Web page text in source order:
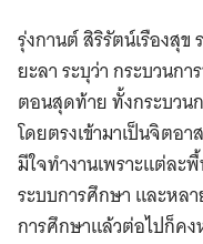
รุ่งกานต์ สิริรัตน์เรืองสุ
ยะลา ระบุว่า กระบวนก
ตอนสุดท้าย ทั้งกระบว
โดยตรงเข้ามาเป็นจิตอ
มีใจทำงานเพราะแต่ล
ระบบการศึกษา และหล
การศึกษาแล้วต่อไปก็ค